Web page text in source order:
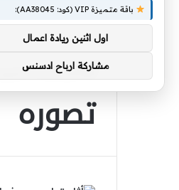
الرئيسية/تصوره
تصوره
باقة متميزة VIP (كود: AA38045):
اول اثنين ريادة اعمال
مشاركة ارباح ادسنس